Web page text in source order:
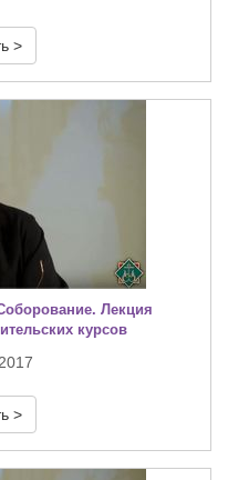
>
Лекция
курсов
>